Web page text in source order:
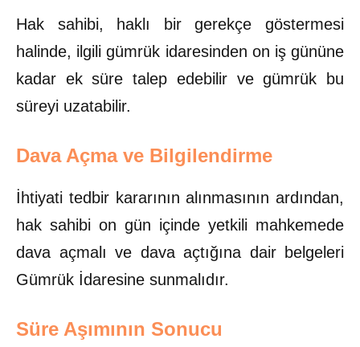
Hak sahibi, haklı bir gerekçe göstermesi
halinde, ilgili gümrük idaresinden on iş gününe
kadar ek süre talep edebilir ve gümrük bu
süreyi uzatabilir.
Dava Açma ve Bilgilendirme
İhtiyati tedbir kararının alınmasının ardından,
hak sahibi on gün içinde yetkili mahkemede
dava açmalı ve dava açtığına dair belgeleri
Gümrük İdaresine sunmalıdır.
Süre Aşımının Sonucu